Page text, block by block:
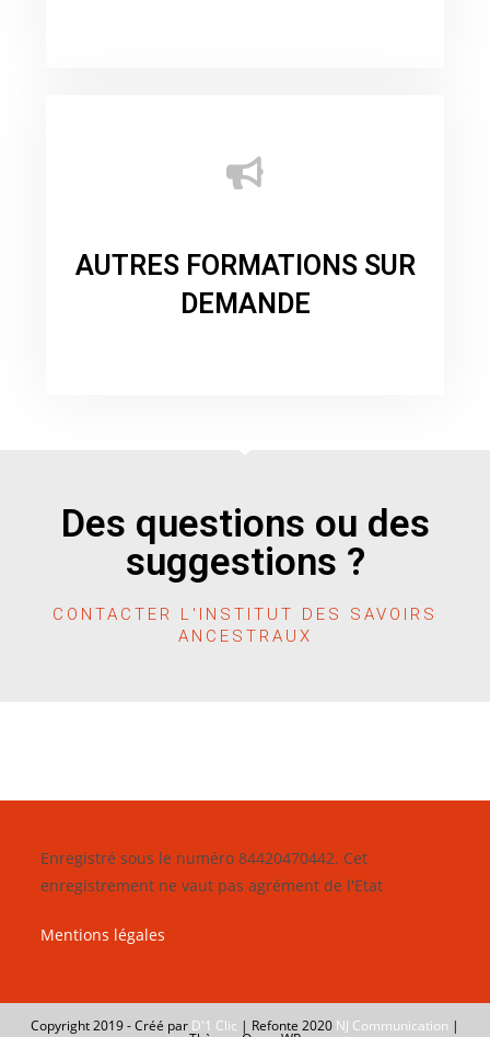
AUTRES FORMATIONS SUR
DEMANDE
Des questions ou des
suggestions ?
CONTACTER L'INSTITUT DES SAVOIRS
ANCESTRAUX
Enregistré sous le numéro 84420470442. Cet
enregistrement ne vaut pas agrément de l'Etat
Mentions légales
Copyright 2019 - Créé par D'1 Clic | Refonte 2020 NJ Communication |